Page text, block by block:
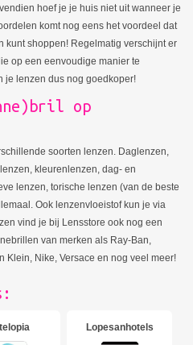
hoef je je huis niet uit wanneer je
komt nog eens het voordeel dat
kunt shoppen! Regelmatig verschijnt er
op een eenvoudige manier te
je lenzen dus nog goedkoper!
op
soorten lenzen. Daglenzen,
kleurenlenzen, dag- en
lenzen, torische lenzen (van de beste
Ook lenzenvloeistof kun je via
vind je bij Lensstore ook nog een
van merken als Ray-Ban,
Klein, Nike, Versace en nog veel meer!
Lopesanhotels